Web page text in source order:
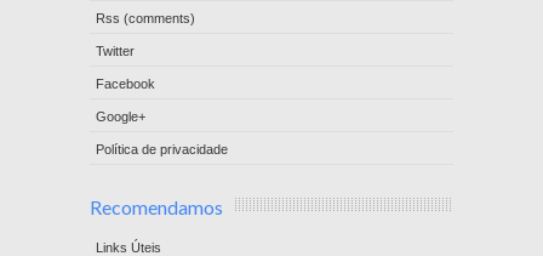
Rss (comments)
Twitter
Facebook
Google+
Política de privacidade
Recomendamos
Links Úteis